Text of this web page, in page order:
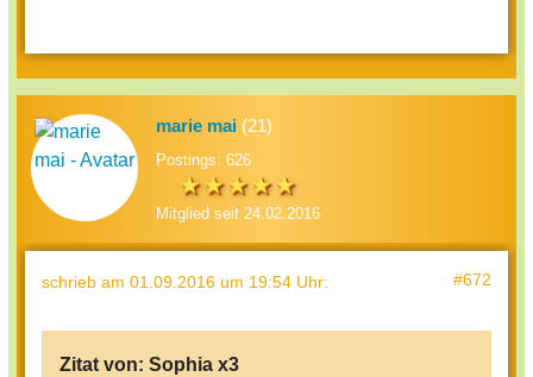
marie mai (21)
Postings: 626
Mitglied seit 24.02.2016
schrieb am 01.09.2016 um 19:54 Uhr: #672
Zitat von: Sophia x3